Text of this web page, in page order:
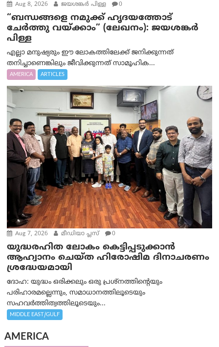
Aug 8, 2026 ജയശങ്കര്‍ പിള്ള 0
“ബന്ധങ്ങളെ നമുക്ക് ഹൃദയത്തോട്
ചേർത്തു വയ്ക്കാം” (ലേഖനം): ജയശങ്കര്‍
പിള്ള
എല്ലാ മനുഷ്യരും ഈ ലോകത്തിലേക്ക് ജനിക്കുന്നത്
തനിച്ചാണെങ്കിലും ജീവിക്കുന്നത് സാമൂഹിക...
AMERICA ARTICLES
Aug 7, 2026 മീഡിയാ പ്ലസ് 0
യുദ്ധരഹിത ലോകം കെട്ടിപ്പടുക്കാന്‍
ആഹ്വാനം ചെയ്ത ഹിരോഷിമ ദിനാചരണം
ശ്രദ്ധേയമായി
ദോഹ: യുദ്ധം ഒരിക്കലും ഒരു പ്രശ്‌നത്തിന്റെയും
പരിഹാരമല്ലെന്നും, സമാധാനത്തിലൂടെയും
സഹവര്‍ത്തിത്വത്തിലൂടെയും...
MIDDLE EAST/GULF
AMERICA